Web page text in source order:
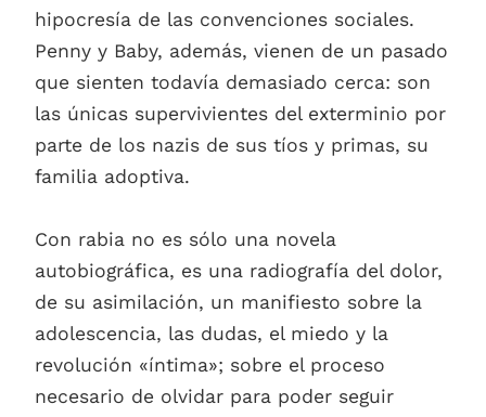
hipocresía de las convenciones sociales.
Penny y Baby, además, vienen de un pasado
que sienten todavía demasiado cerca: son
las únicas supervivientes del exterminio por
parte de los nazis de sus tíos y primas, su
familia adoptiva.
Con rabia no es sólo una novela
autobiográfica, es una radiografía del dolor,
de su asimilación, un manifiesto sobre la
adolescencia, las dudas, el miedo y la
revolución «íntima»; sobre el proceso
necesario de olvidar para poder seguir